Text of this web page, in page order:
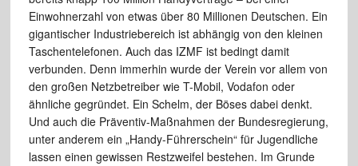
Einwohnerzahl von etwas über 80 Millionen Deutschen. Ein
gigantischer Industriebereich ist abhängig von den kleinen
Taschentelefonen. Auch das IZMF ist bedingt damit
verbunden. Denn immerhin wurde der Verein vor allem von
den großen Netzbetreiber wie T-Mobil, Vodafon oder
ähnliche gegründet. Ein Schelm, der Böses dabei denkt.
Und auch die Präventiv-Maßnahmen der Bundesregierung,
unter anderem ein „Handy-Führerschein“ für Jugendliche
lassen einen gewissen Restzweifel bestehen. Im Grunde